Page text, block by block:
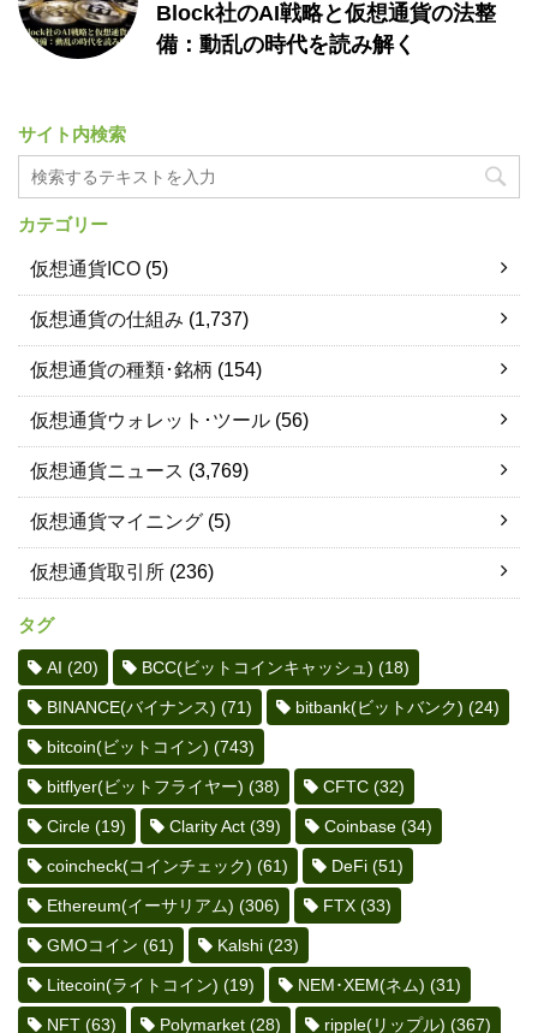
Block社のAI戦略と仮想通貨の法整
備：動乱の時代を読み解く
サイト内検索
カテゴリー
仮想通貨ICO (5)
仮想通貨の仕組み (1,737)
仮想通貨の種類･銘柄 (154)
仮想通貨ウォレット･ツール (56)
仮想通貨ニュース (3,769)
仮想通貨マイニング (5)
仮想通貨取引所 (236)
タグ
AI (20) BCC(ビットコインキャッシュ) (18)
BINANCE(バイナンス) (71) bitbank(ビットバンク) (24)
bitcoin(ビットコイン) (743)
bitflyer(ビットフライヤー) (38) CFTC (32)
Circle (19) Clarity Act (39) Coinbase (34)
coincheck(コインチェック) (61) DeFi (51)
Ethereum(イーサリアム) (306) FTX (33)
GMOコイン (61) Kalshi (23)
Litecoin(ライトコイン) (19) NEM･XEM(ネム) (31)
NFT (63) Polymarket (28) ripple(リップル) (367)